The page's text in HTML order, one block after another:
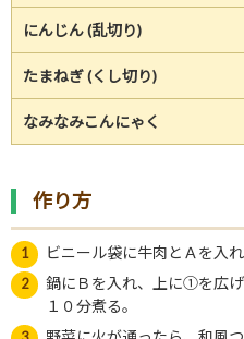
にんじん (乱切り)
たまねぎ (くし切り)
なみなみこんにゃく
作り方
ビニール袋に牛肉とＡを入
鍋にＢを入れ、上に①を広
１０分煮る。